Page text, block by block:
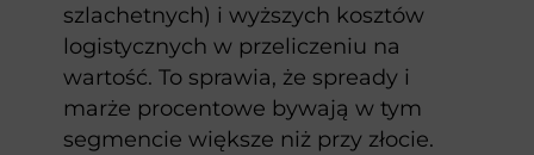
szlachetnych) i wyższych kosztów
logistycznych w przeliczeniu na
wartość. To sprawia, że spready i
marże procentowe bywają w tym
segmencie większe niż przy złocie.